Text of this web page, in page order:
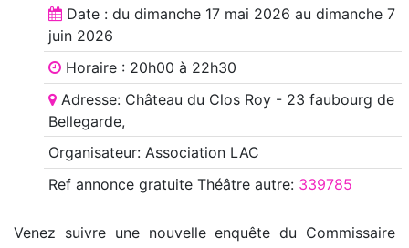
Date : du dimanche 17 mai 2026 au dimanche 7
juin 2026
Horaire : 20h00 à 22h30
Adresse: Château du Clos Roy - 23 faubourg de
Bellegarde,
Organisateur: Association LAC
Ref annoncegratuite Théâtre autre: 339785
Venez suivre une nouvelle enquête du Commissaire